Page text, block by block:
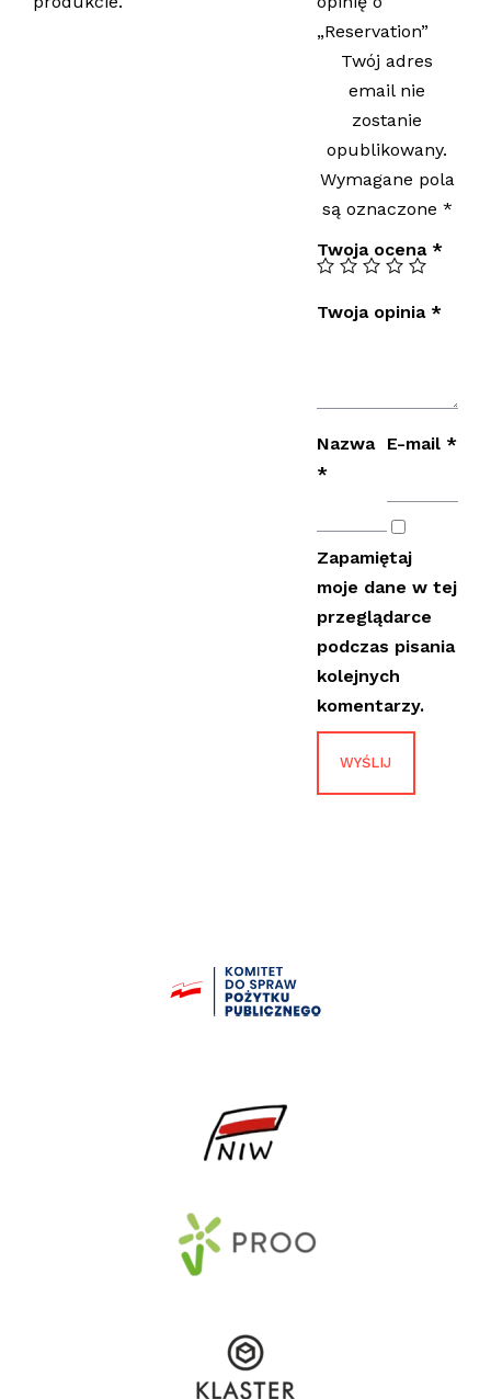
„Reservation”
Twój adres
email nie
zostanie
opublikowany.
Wymagane pola
są oznaczone *
Twoja ocena *
Twoja opinia *
Nazwa
*
E-mail *
Zapamiętaj
moje dane w tej
przeglądarce
podczas pisania
kolejnych
komentarzy.
O ośrodku
O nas
Granty “Społecznika” dla
społeczników
Społecznik - mały dom